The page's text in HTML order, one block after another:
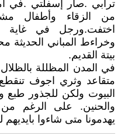
ترابي .صار إسفلتي .في
من الزقاء وأطفال
اختفت.ورجل في غاية
وخراءط المباني الحديثة
بيتة القديم.
في المدن المظللة
متقاعد وثري اجوف
البيوت ولكن للجذور
والحنين. على الرغم
يهدمونا متى شاءوا